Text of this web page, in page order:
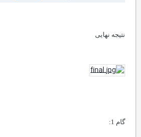
نتیجه نهایی
گام 1 :